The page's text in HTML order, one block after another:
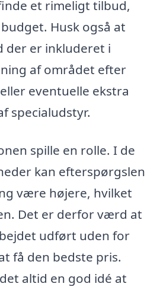
et rimeligt tilbud,
Husk også at
der er inkluderet i
af området efter
eventuelle ekstra
specialudstyr.
spille en rolle. I de
kan efterspørgslen
være højere, hvilket
Det er derfor værd at
udført uden for
få den bedste pris.
altid en god idé at